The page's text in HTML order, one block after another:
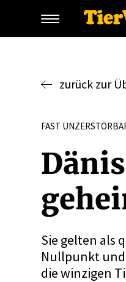
zurück zur
FAST
Sie gelten als
Nullpunkt und
die winzigen